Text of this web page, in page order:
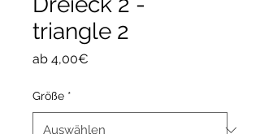
triangle 2
ab 4,00€
Größe *